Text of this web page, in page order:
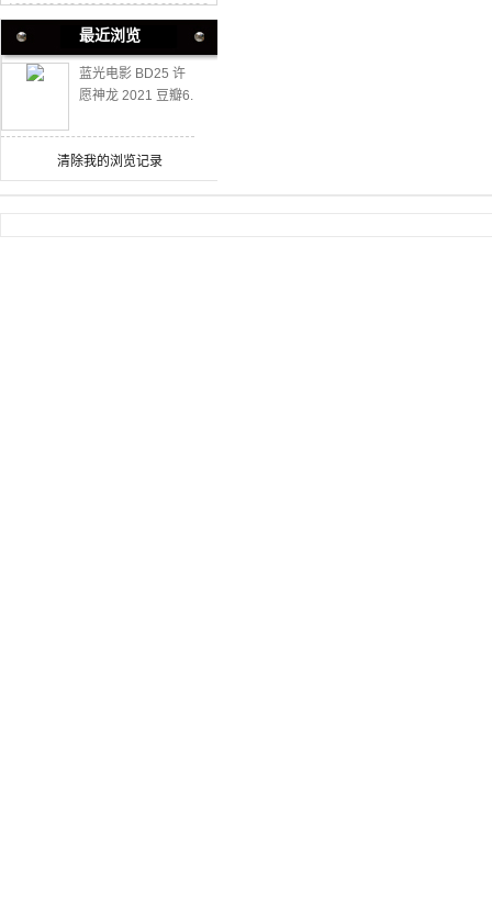
最近浏览
蓝光电影 BD25 许
愿神龙 2021 豆瓣6.
清除我的浏览记录